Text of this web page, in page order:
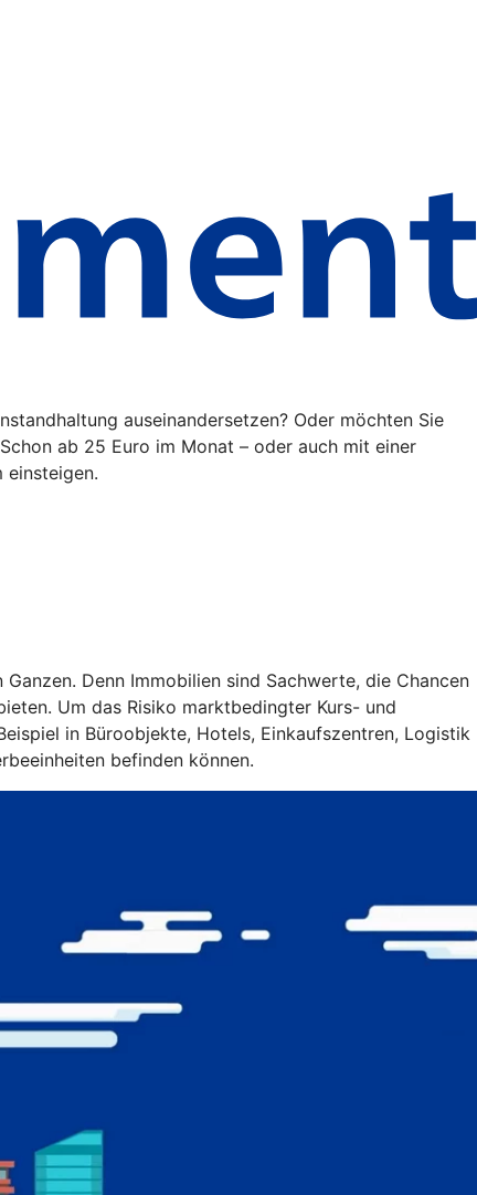
auseinandersetzen? Oder möchten Sie
ab 25 Euro im Monat – oder auch mit einer
einsteigen.
Denn Immobilien sind Sachwerte, die Chancen
Um das Risiko marktbedingter Kurs- und
in Büroobjekte, Hotels, Einkaufszentren, Logistik
befinden können.